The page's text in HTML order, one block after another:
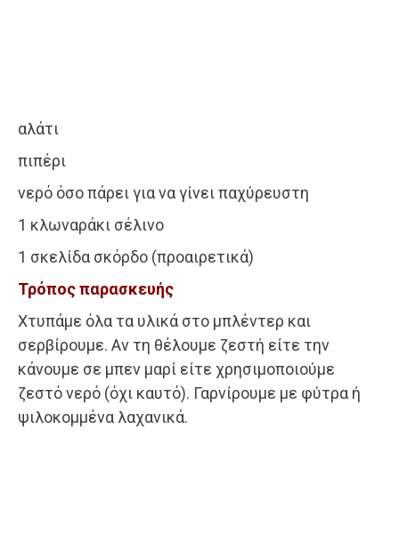
αλάτι
πιπέρι
νερό όσο πάρει για να γίνει παχύρευστη
1 κλωναράκι σέλινο
1 σκελίδα σκόρδο (προαιρετικά)
Τρόπος παρασκευής
Χτυπάμε όλα τα υλικά στο μπλέντερ και
σερβίρουμε. Αν τη θέλουμε ζεστή είτε την
κάνουμε σε μπεν μαρί είτε χρησιμοποιούμε
ζεστό νερό (όχι καυτό). Γαρνίρουμε με φύτρα ή
ψιλοκομμένα λαχανικά.